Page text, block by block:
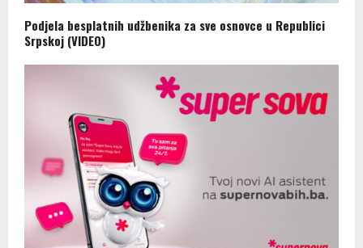
Podjela besplatnih udžbenika za sve osnovce u Republici
Srpskoj (VIDEO)